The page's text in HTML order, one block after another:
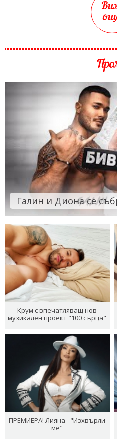
Галин и Диона се
Крум с впечатляващ нов
музикален проект "100 сърца"
ПРЕМИЕРА! Лияна - "Изхвърли
ме"